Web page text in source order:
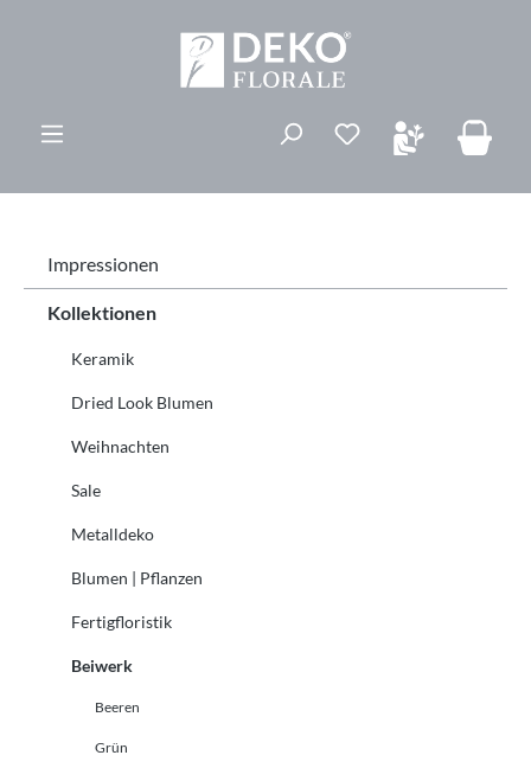
Du hast 0
Impressionen
Kollektionen
Keramik
Dried Look Blumen
Weihnachten
Sale
Metalldeko
Blumen | Pflanzen
Fertigfloristik
Beiwerk
Beeren
Grün